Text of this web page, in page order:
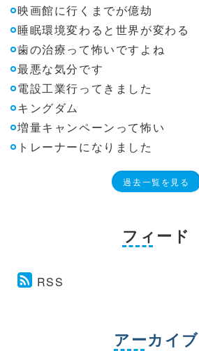
映画館に行くまでが億劫
睡眠環境変わると世界が変わる
歯の治療って怖いですよね
最悪な気分です
電設工業行ってきました
キングダム
増量キャンペーンって怖い
トレーナーになりました
過去一覧を見る
フィード
RSS
アーカイブ